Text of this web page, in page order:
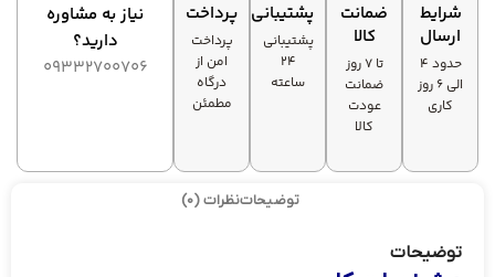
شرایط
ارسال
حدود 4
الی 6 روز
کاری
ضمانت
کالا
تا ۷ روز
ضمانت
عودت
کالا
پشتیبانی
پشتیبانی
۲۴
ساعته
پرداخت
پرداخت
امن از
درگاه
مطمئن
نیاز به مشاوره
دارید؟
09332700706
توضیحاتنظرات (0)
توضیحات